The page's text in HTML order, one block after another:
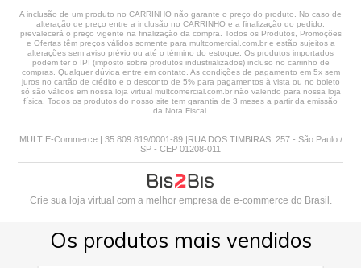
A inclusão de um produto no CARRINHO não garante o preço do produto. No caso de
alteração de preço entre a inclusão no CARRINHO e a finalização do pedido,
prevalecerá o preço vigente na finalização da compra. Todos os Produtos, Promoções
e Ofertas têm preços válidos somente para multcomercial.com.br e estão sujeitos a
alterações sem aviso prévio ou até o término do estoque. Os produtos importados
podem ter o IPI (imposto sobre produtos industrializados) incluso no carrinho de
compras. Qualquer dúvida entre em contato. As condições de pagamento em 5x sem
juros no cartão de crédito e o desconto de 5% para pagamentos à vista ou no boleto
só são válidos em nossa loja virtual multcomercial.com.br não valendo para nossa loja
física. Todos os produtos do nosso site tem garantia de 3 meses a partir da emissão
da Nota Fiscal.
MULT E-Commerce | 35.809.819/0001-89 |RUA DOS TIMBIRAS, 257 - São Paulo /
SP - CEP 01208-011
Crie sua loja virtual com a melhor empresa de e-commerce do Brasil.
Os produtos mais vendidos